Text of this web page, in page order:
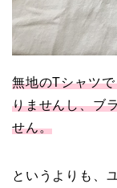
無地のTシャツ
りませんし、ブ
せん。
というよりも、